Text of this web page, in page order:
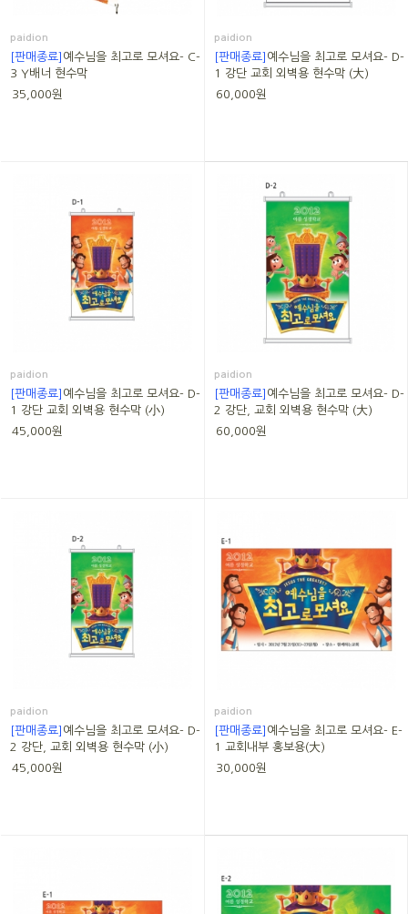
paidion
[판매종료] 예수님을 최고로 모셔요- C-
3 Y배너 현수막
35,000원
paidion
[판매종료] 예수님을 최고로 모셔요- D-
1 강단 교회 외벽용 현수막 (大)
60,000원
paidion
[판매종료] 예수님을 최고로 모셔요- D-
1 강단 교회 외벽용 현수막 (小)
45,000원
paidion
[판매종료] 예수님을 최고로 모셔요- D-
2 강단, 교회 외벽용 현수막 (大)
60,000원
paidion
[판매종료] 예수님을 최고로 모셔요- D-
2 강단, 교회 외벽용 현수막 (小)
45,000원
paidion
[판매종료] 예수님을 최고로 모셔요- E-
1 교회내부 홍보용(大)
30,000원